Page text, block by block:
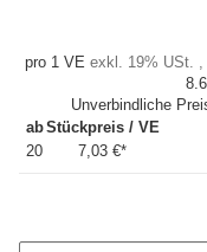
pro 1 VE exkl. 19% USt. ,
Unverbindliche
abStückpreis / VE
20
7,03 €*